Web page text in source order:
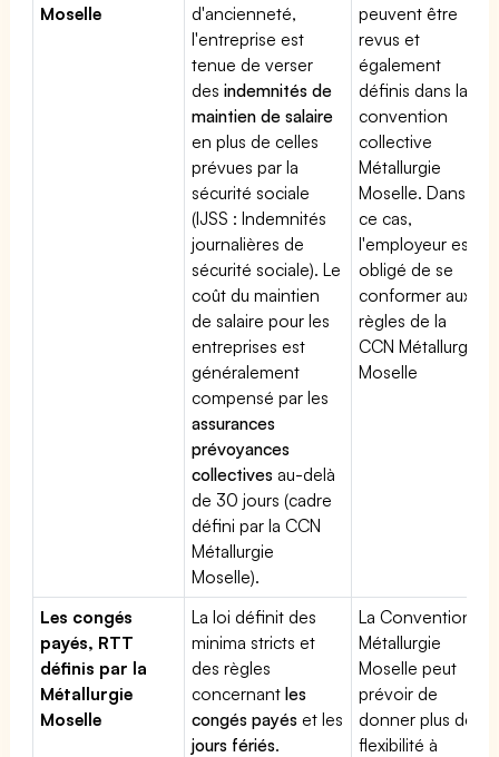
Moselle
d'ancienneté,
l'entreprise est
tenue de verser
desindemnités de
maintien de salaire
en plus de celles
prévues par la
sécurité sociale
(IJSS : Indemnités
journalières de
sécurité sociale). Le
coût du maintien
de salaire pour les
entreprises est
généralement
compensé par les
assurances
prévoyances
collectives au-delà
de 30 jours (cadre
défini par la CCN
Métallurgie
Moselle).
peuvent être
revus et
également
définis dans la
convention
collective
Métallurgie
Moselle. Dans
ce cas,
l'employeur est
obligé de se
conformer aux
règles de la
CCN Métallurgie
Moselle
Les congés
payés, RTT
définis par la
Métallurgie
Moselle
La loi définit des
minima stricts et
des règles
concernantles
congés payés et les
jours fériés.
La Convention
Métallurgie
Moselle peut
prévoir de
donner plus de
flexibilité à